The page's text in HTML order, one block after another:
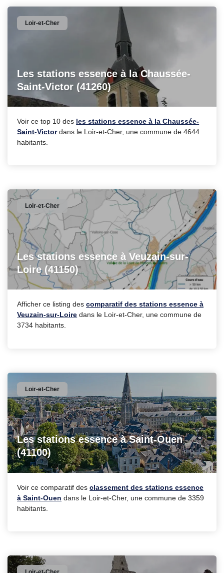
Les stations essence à la Chaussée-
Saint-Victor (41260)
Loir-et-Cher
Voir ce top 10 des les stations essence à la Chaussée-
Saint-Victordans le Loir-et-Cher, une commune de 4644
habitants.
Les stations essence à Veuzain-sur-
Loire (41150)
Loir-et-Cher
Afficher ce listing descomparatif des stations essence à
Veuzain-sur-Loire dans le Loir-et-Cher, une commune de
3734 habitants.
Les stations essence à Saint-Ouen
(41100)
Loir-et-Cher
Voir ce comparatif desclassement des stations essence
à Saint-Ouen dans le Loir-et-Cher, une commune de 3359
habitants.